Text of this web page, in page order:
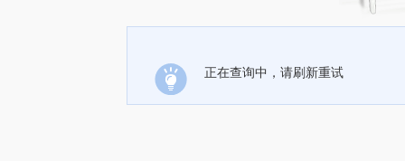
正在查询中，请刷新重试